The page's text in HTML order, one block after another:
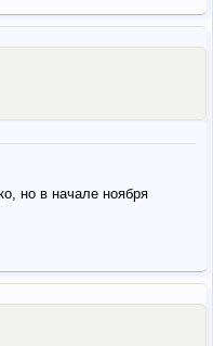
но в начале ноября